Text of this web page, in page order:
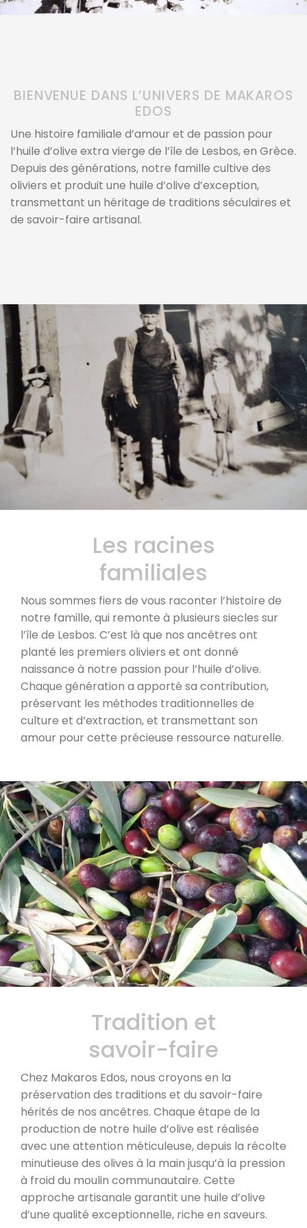
BIENVENUE DANS L’UNIVERS DE MAKAROS
EDOS
Une histoire familiale d’amour et de passion pour
l’huile d’olive extra vierge de l’île de Lesbos, en Grèce.
Depuis des générations, notre famille cultive des
oliviers et produit une huile d’olive d’exception,
transmettant un héritage de traditions séculaires et
de savoir-faire artisanal.
Les racines
familiales
Nous sommes fiers de vous raconter l’histoire de
notre famille, qui remonte à plusieurs siecles sur
l’île de Lesbos. C’est là que nos ancêtres ont
planté les premiers oliviers et ont donné
naissance à notre passion pour l’huile d’olive.
Chaque génération a apporté sa contribution,
préservant les méthodes traditionnelles de
culture et d’extraction, et transmettant son
amour pour cette précieuse ressource naturelle.
Tradition et
savoir-faire
Chez Makaros Edos, nous croyons en la
préservation des traditions et du savoir-faire
hérités de nos ancêtres. Chaque étape de la
production de notre huile d’olive est réalisée
avec une attention méticuleuse, depuis la récolte
minutieuse des olives à la main jusqu’à la pression
à froid du moulin communautaire. Cette
approche artisanale garantit une huile d’olive
d’une qualité exceptionnelle, riche en saveurs.